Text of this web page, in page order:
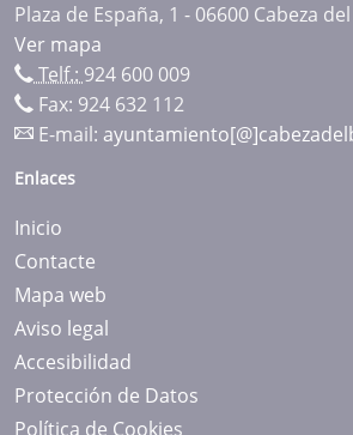
Plaza de España, 1 - 06600 Cabeza
Ver mapa
Telf.: 924 600 009
Fax: 924 632 112
E-mail:
Enlaces
Inicio
Contacte
Mapa web
Aviso legal
Accesibilidad
Protección de Datos
Política de Cookies